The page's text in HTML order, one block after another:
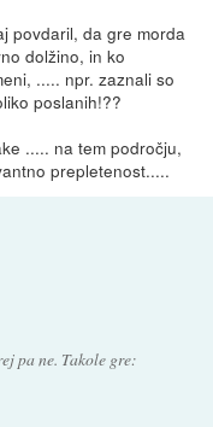
povdaril, da gre morda
dolžino, in ko
..... npr. zaznali so
poslanih!??
..... na tem področju,
prepletenost.....
pa ne. Takole gre: